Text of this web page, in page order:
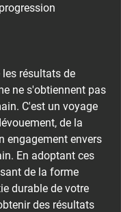
résultats de
ne s'obtiennent pas
C'est un voyage
de la
engagement envers
En adoptant ces
de la forme
durable de votre
des résultats